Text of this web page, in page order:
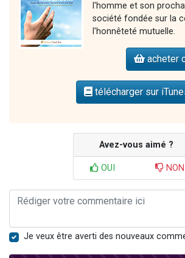
l'homme et son
société fondée sur la
l'honnêteté mutuelle.
acheter
télécharger sur
Avez-vous aimé ?
OUI NON
Je veux être averti des nouveaux